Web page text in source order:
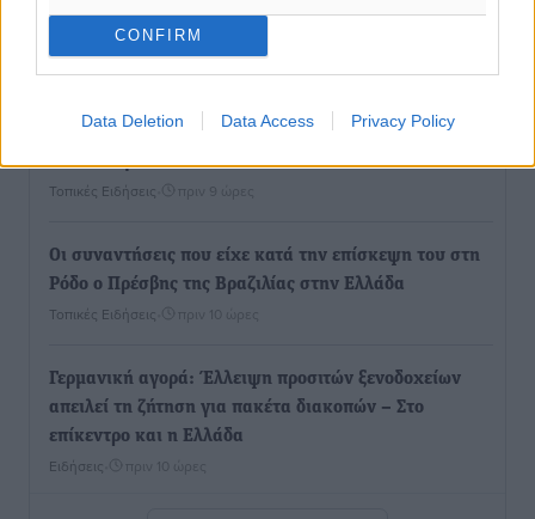
CONFIRM
Data Deletion Data Access Privacy Policy
Νέο ανακαινισμένο δημοτικό τουριστικό γραφείο
στην Πάτμο
Τοπικές Ειδήσεις πριν 9 ώρες
Οι συναντήσεις που είχε κατά την επίσκεψη του στη
Ρόδο ο Πρέσβης της Βραζιλίας στην Ελλάδα
Τοπικές Ειδήσεις πριν 10 ώρες
Γερμανική αγορά: Έλλειψη προσιτών ξενοδοχείων
απειλεί τη ζήτηση για πακέτα διακοπών – Στο
επίκεντρο και η Ελλάδα
Ειδήσεις πριν 10 ώρες